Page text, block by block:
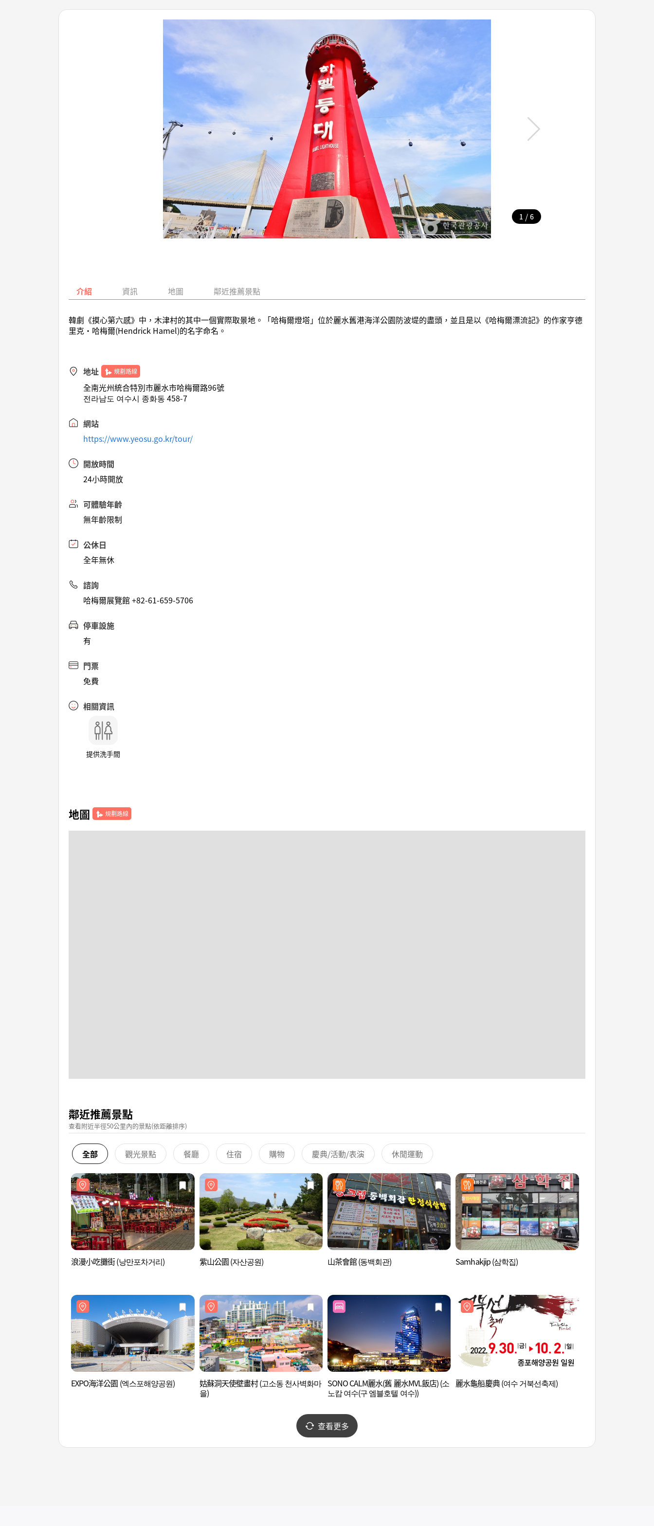
1 / 6
介紹 資訊 地圖 鄰近推薦景點
韓劇《摸心第六感》中，木津村的其中一個實際取景地。「哈梅爾燈塔」位於麗水舊港海洋公園防波堤的盡頭，並且是以《哈梅爾漂流記》的作家亨德
里克·哈梅爾(Hendrick Hamel)的名字命名。
地址 規劃路線
全南光州統合特別市麗水市哈梅爾路96號
전라남도 여수시 종화동 458-7
網站
https://www.yeosu.go.kr/tour/
開放時間
24小時開放
可體驗年齡
無年齡限制
公休日
全年無休
諮詢
哈梅爾展覽館 +82-61-659-5706
停車設施
有
門票
免費
相關資訊
提供洗手間
地圖 規劃路線
鄰近推薦景點
查看附近半徑50公里內的景點(依距離排序)
全部 觀光景點 餐廳 住宿 購物 慶典/活動/表演 休閒運動
浪漫小吃攤街 (낭만포차거리) 紫山公園 (자산공원) 山茶會館 (동백회관) Samhakjip (삼학집)
EXPO海洋公園 (엑스포해양공원)
姑蘇洞天使壁畫村 (고소동 천사벽화마
을)
SONO CALM麗水(舊 麗水MVL飯店) (소
노캄 여수(구 엠블호텔 여수))
麗水龜船慶典 (여수 거북선축제)
查看更多